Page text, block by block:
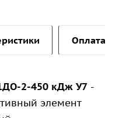
Оплата и
2-450 кДж У7 -
элемент